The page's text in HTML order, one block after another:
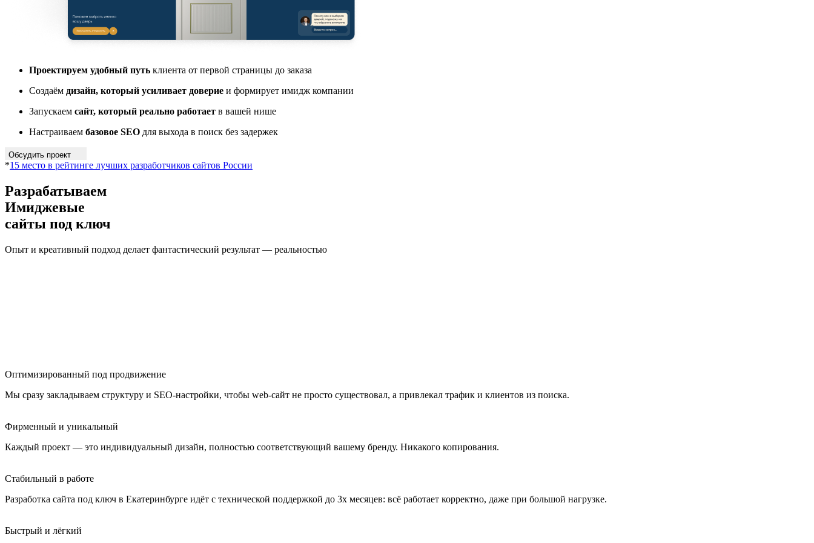
Проектируем удобный путь клиента от первой страницы до заказа
Создаём дизайн, который усиливает доверие и формирует имидж компании
Запускаем сайт, который реально работает в вашей нише
Настраиваем базовое SEO для выхода в поиск без задержек
Обсудить проект
*15 место в рейтинге лучших разработчиков сайтов России
Разрабатываем
Имиджевые
сайты под ключ
Опыт и креативный подход делает фантастический результат — реальностью
Оптимизированный под продвижение
Мы сразу закладываем структуру и SEO-настройки, чтобы web-сайт не просто существовал, а привлекал трафик и клиентов из поиска.
Фирменный и уникальный
Каждый проект — это индивидуальный дизайн, полностью соответствующий вашему бренду. Никакого копирования.
Стабильный в работе
Разработка сайта под ключ в Екатеринбурге идёт с технической поддержкой до 3х месяцев: всё работает корректно, даже при большой нагрузке.
Быстрый и лёгкий